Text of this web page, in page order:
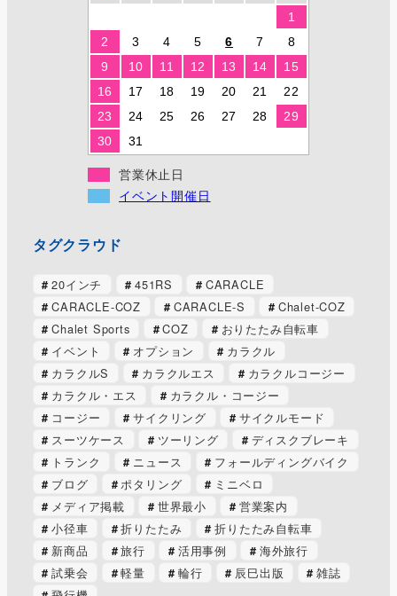
1
2
3 4 5 6 7
8
9
10 11 12 13 14
15
16
17 18 19 20 21
22
23
24 25 26 27 28
29
30
31
営業休止日
イベント開催日
タグクラウド
20インチ 451RS
CARACLE
CARACLE-COZ
CARACLE-S
Chalet-COZ
Chalet Sports
COZ
おりたたみ自転車
イベント
オプション
カラクル
カラクルS
カラクルエス
カラクルコージー
カラクル・エス
カラクル・コージー
コージー
サイクリング
サイクルモード
スーツケース
ツーリング
ディスクブレーキ
トランク
ニュース
フォールディングバイク
ブログ
ポタリング
ミニベロ
メディア掲載
世界最小
営業案内
小径車
折りたたみ
折りたたみ自転車
新商品
旅行 活用事例
海外旅行
試乗会
軽量 輪行 辰巳出版
雑誌